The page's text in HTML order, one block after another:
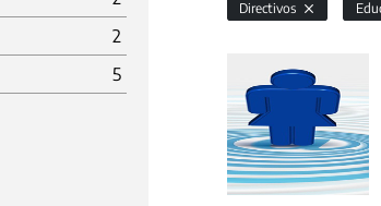
2
5
Directivos